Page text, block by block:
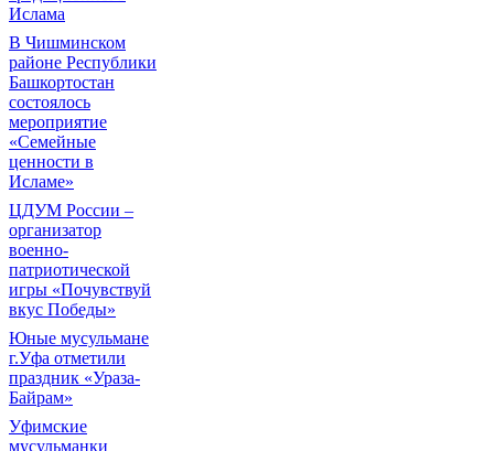
Ислама
В Чишминском
районе Республики
Башкортостан
состоялось
мероприятие
«Семейные
ценности в
Исламе»
ЦДУМ России –
организатор
военно-
патриотической
игры «Почувствуй
вкус Победы»
Юные мусульмане
г.Уфа отметили
праздник «Ураза-
Байрам»
Уфимские
мусульманки